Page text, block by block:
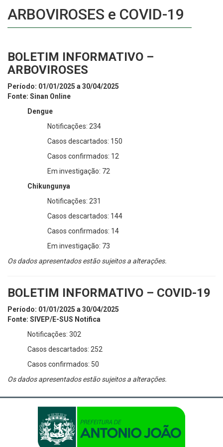
ARBOVIROSES e COVID-19
BOLETIM INFORMATIVO –
ARBOVIROSES
Período: 01/01/2025 a 30/04/2025
Fonte: Sinan Online
Dengue
Notificações: 234
Casos descartados: 150
Casos confirmados: 12
Em investigação: 72
Chikungunya
Notificações: 231
Casos descartados: 144
Casos confirmados: 14
Em investigação: 73
Os dados apresentados estão sujeitos a alterações.
BOLETIM INFORMATIVO – COVID-19
Período: 01/01/2025 a 30/04/2025
Fonte: SIVEP/E-SUS Notifica
Notificações: 302
Casos descartados: 252
Casos confirmados: 50
Os dados apresentados estão sujeitos a alterações.